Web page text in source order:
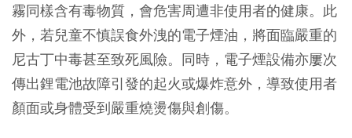
霧同樣含有毒物質，會危害周遭非使用者的健康。此
外，若兒童不慎誤食外洩的電子煙油，將面臨嚴重的
尼古丁中毒甚至致死風險。同時，電子煙設備亦屢次
傳出鋰電池故障引發的起火或爆炸意外，導致使用者
顏面或身體受到嚴重燒燙傷與創傷。